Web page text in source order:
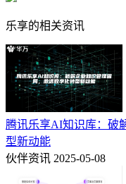
乐享的相关资讯
腾讯乐享AI知识库：破
型新动能
伙伴资讯 2025-05-08